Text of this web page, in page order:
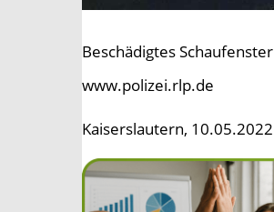
Beschädigtes Schaufenster
www.polizei.rlp.de
Kaiserslautern, 10.05.2022